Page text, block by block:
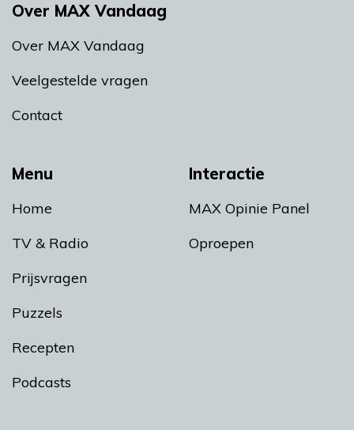
Menu
Home
TV & Radio
Prijsvragen
Puzzels
Recepten
Podcasts
Interactie
MAX Opinie Panel
Oproepen
Over MAX Vandaag
Over MAX Vandaag
Veelgestelde vragen
Contact